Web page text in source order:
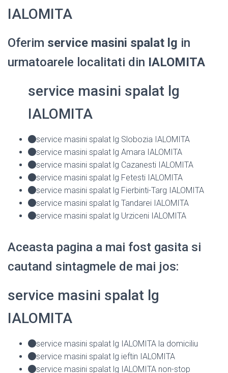
IALOMITA
Oferim service masini spalat lg in
urmatoarele localitati din IALOMITA
service masini spalat lg
IALOMITA
service masini spalat lg Slobozia IALOMITA
service masini spalat lg Amara IALOMITA
service masini spalat lg Cazanesti IALOMITA
service masini spalat lg Fetesti IALOMITA
service masini spalat lg Fierbinti-Targ IALOMITA
service masini spalat lg Tandarei IALOMITA
service masini spalat lg Urziceni IALOMITA
Aceasta pagina a mai fost gasita si
cautand sintagmele de mai jos:
service masini spalat lg
IALOMITA
service masini spalat lg IALOMITA la domiciliu
service masini spalat lg ieftin IALOMITA
service masini spalat lg IALOMITA non-stop